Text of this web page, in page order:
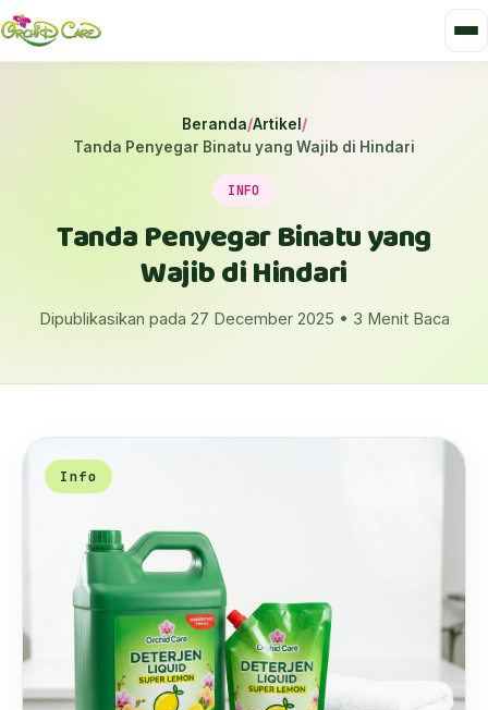
Beranda/Artikel /
Tanda Penyegar Binatu yang Wajib di Hindari
INFO
Tanda Penyegar Binatu yang
Wajib di Hindari
Dipublikasikan pada 27 December 2025 • 3 Menit Baca
Info